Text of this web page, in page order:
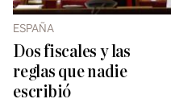
ESPAÑA
Dos fiscales y las
reglas que nadie
escribió